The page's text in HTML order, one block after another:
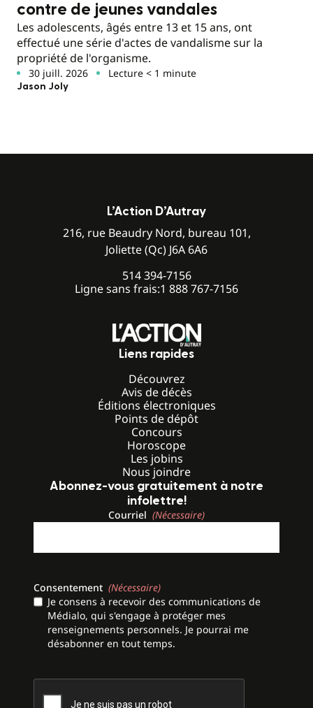
contre de jeunes vandales
Les adolescents, âgés entre 13 et 15 ans, ont
effectué une série d'actes de vandalisme sur la
propriété de l'organisme.
30 juill. 2026 Lecture < 1 minute
Jason Joly
L’Action D’Autray
216, rue Beaudry Nord, bureau 101,
Joliette (Qc) J6A 6A6
514 394-7156
Ligne sans frais:1 888 767-7156
Liens rapides
Découvrez
Avis de décès
Éditions électroniques
Points de dépôt
Concours
Horoscope
Les jobins
Nous joindre
Abonnez-vous gratuitement à notre
infolettre!
Courriel (Nécessaire)
Consentement (Nécessaire)
Je consens à recevoir des communications de
Médialo, qui s'engage à protéger mes
renseignements personnels. Je pourrai me
désabonner en tout temps.